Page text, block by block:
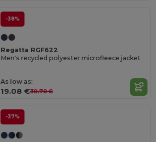
-38%
Regatta RGF622
Men's recycled polyester microfleece jacket
As low as:
19.08 €30.70 €
-37%